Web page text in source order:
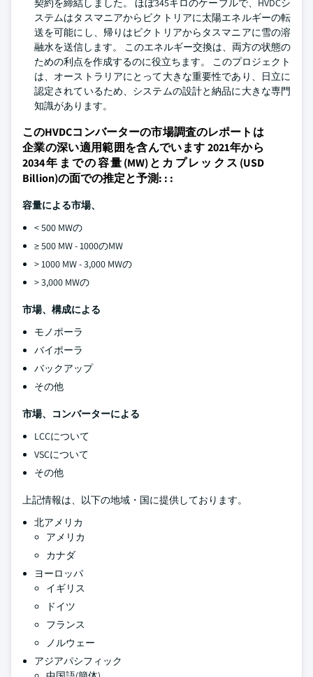
契約を締結しました。 ほぼ345キロのケーブルで、HVDCシ
ステムはタスマニアからビクトリアに太陽エネルギーの転
送を可能にし、帰りはビクトリアからタスマニアに雪の溶
融水を送信します。 このエネルギー交換は、両方の状態の
ための利点を作成するのに役立ちます。 このプロジェクト
は、オーストラリアにとって大きな重要性であり、日立に
認定されているため、システムの設計と納品に大きな専門
知識があります。
このHVDCコンバーターの市場調査のレポートは
企業の深い適用範囲を含んでいます 2021年から
2034年までの容量(MW)とカプレックス(USD
Billion)の面での推定と予測: : :
容量による市場、
< 500 MWの
≥ 500 MW - 1000のMW
> 1000 MW - 3,000 MWの
> 3,000 MWの
市場、構成による
モノポーラ
バイポーラ
バックアップ
その他
市場、コンバーターによる
LCCについて
VSCについて
その他
上記情報は、以下の地域・国に提供しております。
北アメリカ
アメリカ
カナダ
ヨーロッパ
イギリス
ドイツ
フランス
ノルウェー
アジアパシフィック